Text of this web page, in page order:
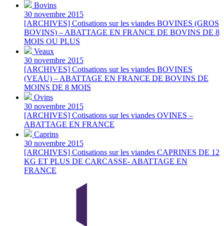
Bovins
30 novembre 2015
[ARCHIVES] Cotisations sur les viandes BOVINES (GROS
BOVINS) – ABATTAGE EN FRANCE DE BOVINS DE 8
MOIS OU PLUS
Veaux
30 novembre 2015
[ARCHIVES] Cotisations sur les viandes BOVINES
(VEAU) – ABATTAGE EN FRANCE DE BOVINS DE
MOINS DE 8 MOIS
Ovins
30 novembre 2015
[ARCHIVES] Cotisations sur les viandes OVINES –
ABATTAGE EN FRANCE
Caprins
30 novembre 2015
[ARCHIVES] Cotisations sur les viandes CAPRINES DE 12
KG ET PLUS DE CARCASSE- ABATTAGE EN
FRANCE